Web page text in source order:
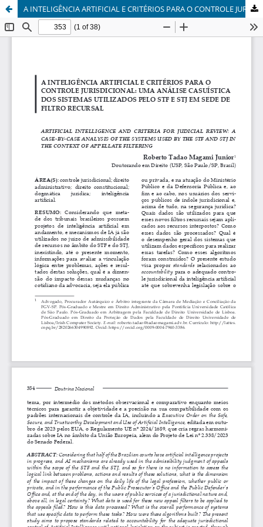
A INTELIGÊNCIA ARTIFICIAL E CRITÉRIOS PARA O CONTROLE JURISDICIONAL: UMA ANÁLISE CASUÍSTICA DOS SISTEMAS UTILIZADOS PELO STF E STJ EM SEDE DE FILTRO RECURSAL